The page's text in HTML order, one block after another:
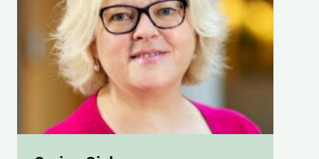
Johan Grauers
Kommunikationschef
070-672 52 85
E-post